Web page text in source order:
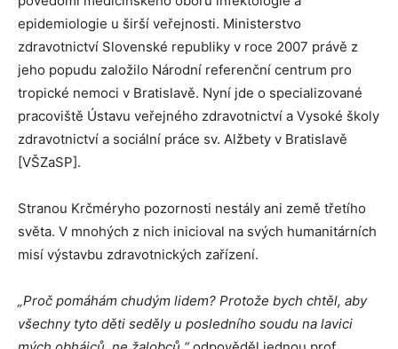
epidemiologie u širší veřejnosti. Ministerstvo
zdravotnictví Slovenské republiky v roce 2007 právě z
jeho popudu založilo Národní referenční centrum pro
tropické nemoci v Bratislavě. Nyní jde o specializované
pracoviště Ústavu veřejného zdravotnictví a Vysoké školy
zdravotnictví a sociální práce sv. Alžbety v Bratislavě
[VŠZaSP].
Stranou Krčméryho pozornosti nestály ani země třetího
světa. V mnohých z nich inicioval na svých humanitárních
misí výstavbu zdravotnických zařízení.
„Proč pomáhám chudým lidem? Protože bych chtěl, aby
všechny tyto děti seděly u posledního soudu na lavici